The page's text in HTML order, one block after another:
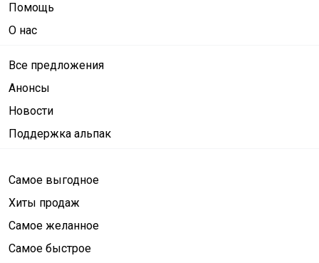
Помощь
О нас
Все предложения
Анонсы
Новости
Поддержка альпак
Самое выгодное
Хиты продаж
Самое желанное
Самое быстрое